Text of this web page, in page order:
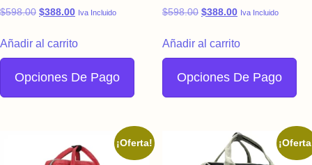
$598.00 Original price was: $598.00.
$388.00Current price is: $388.00.
Iva Incluido
Añadir al carrito
Opciones De Pago
$598.00 Original price was:
$388.00Current price is:
Iva Incluido
Añadir al carrito
Opciones De Pago
¡Oferta!